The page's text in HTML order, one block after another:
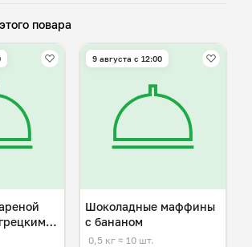
повара
9 августа с 12:00
Шоколадные маффины
с бананом
0,5 кг ≈ 10 шт.